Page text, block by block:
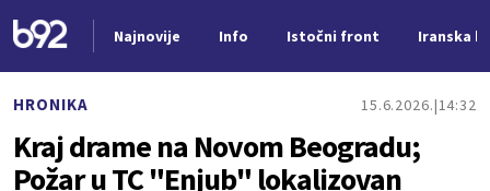
Najnovije Info Istočni front Iranska
HRONIKA 15.6.2026. 14:32
Kraj drame na Novom Beogradu;
Požar u TC "Enjub" lokalizovan